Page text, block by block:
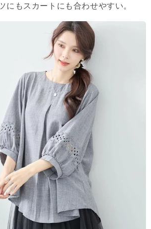
もスカートにも合わせやすい。